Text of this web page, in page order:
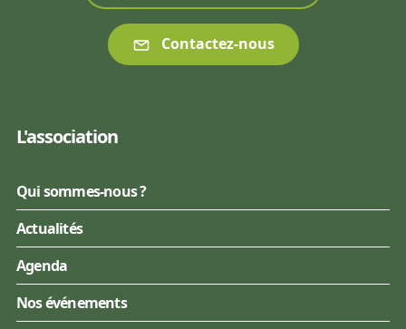
Contactez-nous
L'association
Qui sommes-nous ?
Actualités
Agenda
Nos événements